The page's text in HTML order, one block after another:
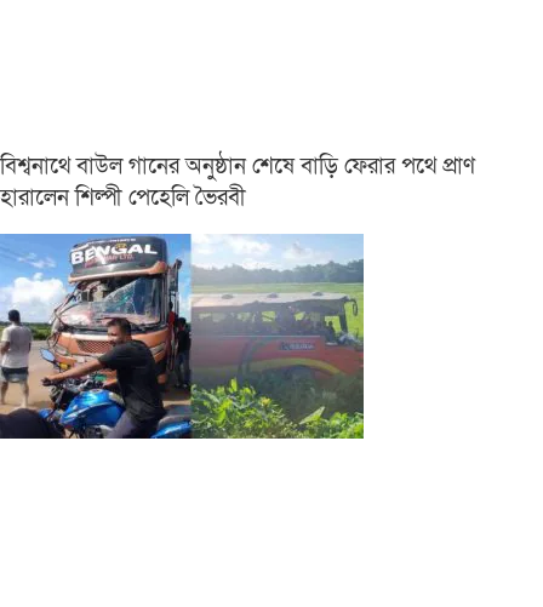
বিশ্বনাথে বাউল গানের অনুষ্ঠান শেষে বাড়ি ফেরার পথে প্রাণ
হারালেন শিল্পী পেহেলি ভৈরবী